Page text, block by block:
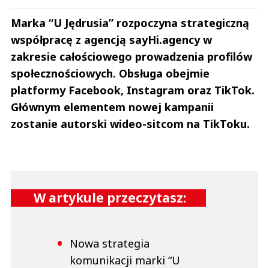
Marka “U Jędrusia” rozpoczyna strategiczną
współpracę z agencją sayHi.agency w
zakresie całościowego prowadzenia profilów
społecznościowych. Obsługa obejmie
platformy Facebook, Instagram oraz TikTok.
Głównym elementem nowej kampanii
zostanie autorski wideo-sitcom na TikToku.
W artykule przeczytasz:
Nowa strategia
komunikacji marki “U